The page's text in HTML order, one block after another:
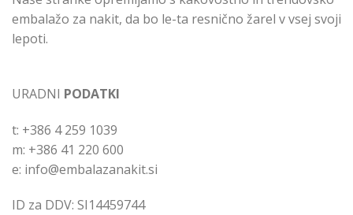
embalažo za nakit, da bo le-ta resnično žarel v vsej svoji
lepoti.
URADNI PODATKI
t: +386 4 259 1039
m: +386 41 220 600
e: info@embalazanakit.si
ID za DDV: SI14459744